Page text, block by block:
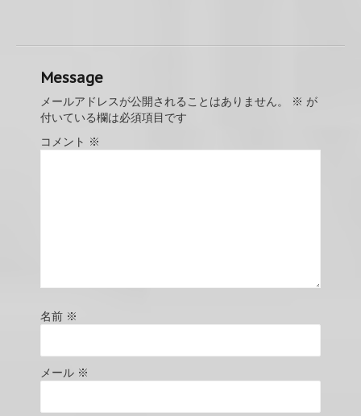
Message
メールアドレスが公開されることはありません。 ※ が
付いている欄は必須項目です
コメント ※
名前 ※
メール ※